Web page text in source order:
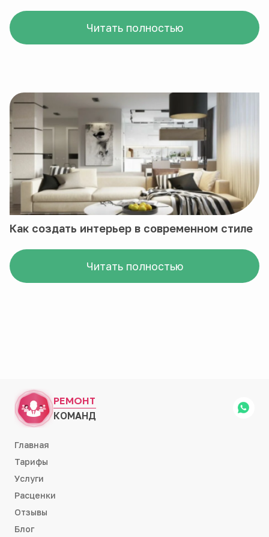
Читать полностью
Как создать интерьер в современном стиле
Читать полностью
РЕМОНТ
КОМАНД
Главная
Тарифы
Услуги
Расценки
Отзывы
Блог